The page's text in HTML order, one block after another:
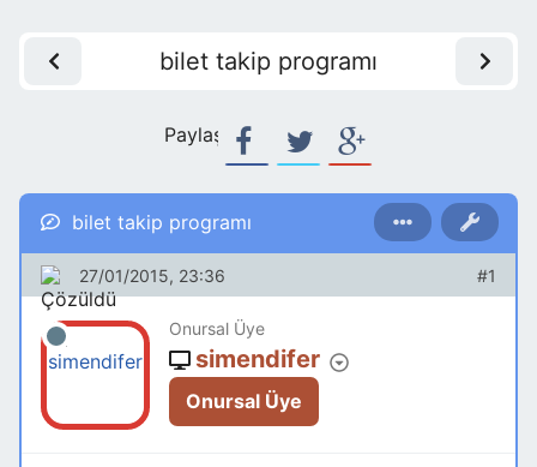
bilet takip programı
Paylaş:
bilet takip programı
27/01/2015, 23:36 #1
Onursal Üye
simendifer
Onursal Üye